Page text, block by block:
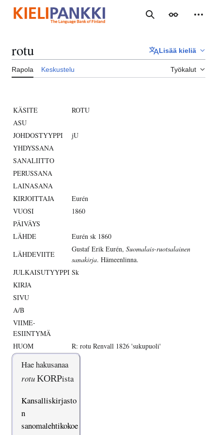
sisältöön
Haku Ulkoasu
rotu Lisää kieliä
Rapola Keskustelu Työkalut
KÄSITE
ROTU
ASU
JOHDOSTYYPPI
jU
YHDYSSANA
SANALIITTO
PERUSSANA
LAINASANA
KIRJOITTAJA
Eurén
VUOSI
1860
PÄIVÄYS
LÄHDE
Eurén sk 1860
LÄHDEVIITE
Gustaf Erik Eurén, Suomalais-ruotsalainen
sanakirja. Hämeenlinna.
JULKAISUTYYPPI Sk
KIRJA
SIVU
A/B
VIIME-
ESIINTYMÄ
HUOM
R: rotu Renvall 1826 'sukupuoli'
Hae hakusanaa
rotuKORPista
Kansalliskirjasto
n
sanomalehtikokoe